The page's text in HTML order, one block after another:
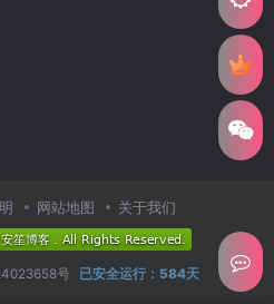
网站地图 关于我们
号 已安全运行：584天